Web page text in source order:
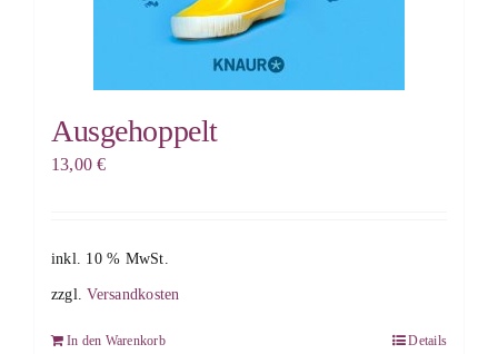
Ausgehoppelt
13,00€
inkl. 10 % MwSt.
zzgl.Versandkosten
In den Warenkorb Details